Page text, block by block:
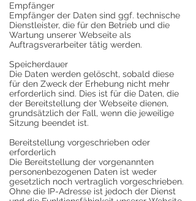
Empfänger
Empfänger der Daten sind ggf. technische
Dienstleister, die für den Betrieb und die
Wartung unserer Webseite als
Auftragsverarbeiter tätig werden.
Speicherdauer
Die Daten werden gelöscht, sobald diese
für den Zweck der Erhebung nicht mehr
erforderlich sind. Dies ist für die Daten, die
der Bereitstellung der Webseite dienen,
grundsätzlich der Fall, wenn die jeweilige
Sitzung beendet ist.
Bereitstellung vorgeschrieben oder
erforderlich
Die Bereitstellung der vorgenannten
personenbezogenen Daten ist weder
gesetzlich noch vertraglich vorgeschrieben.
Ohne die IP-Adresse ist jedoch der Dienst